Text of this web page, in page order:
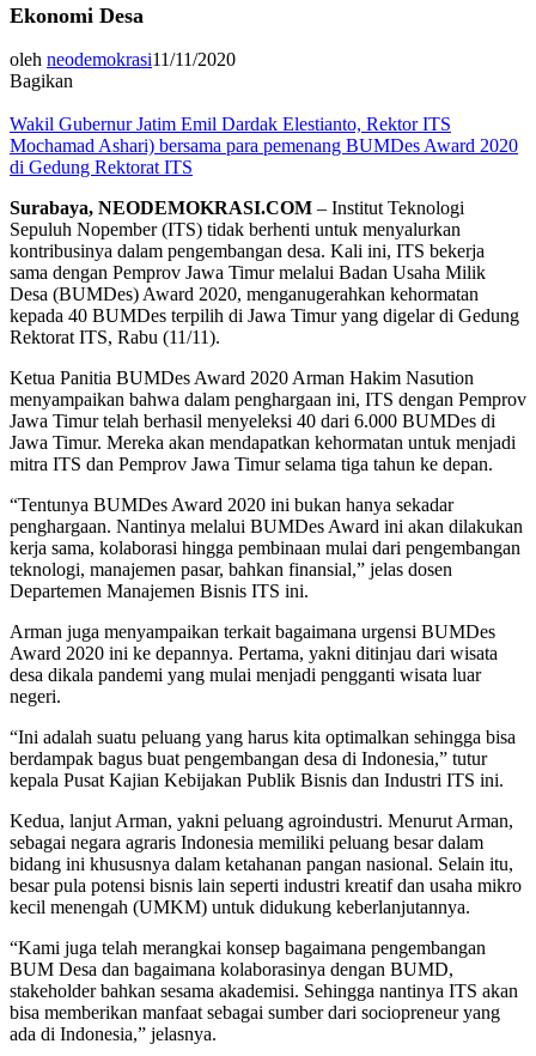
Ekonomi Desa
oleh neodemokrasi11/11/2020
Bagikan
Wakil Gubernur Jatim Emil Dardak Elestianto, Rektor ITS
Mochamad Ashari) bersama para pemenang BUMDes Award 2020
di Gedung Rektorat ITS
Surabaya, NEODEMOKRASI.COM – Institut Teknologi
Sepuluh Nopember (ITS) tidak berhenti untuk menyalurkan
kontribusinya dalam pengembangan desa. Kali ini, ITS bekerja
sama dengan Pemprov Jawa Timur melalui Badan Usaha Milik
Desa (BUMDes) Award 2020, menganugerahkan kehormatan
kepada 40 BUMDes terpilih di Jawa Timur yang digelar di Gedung
Rektorat ITS, Rabu (11/11).
Ketua Panitia BUMDes Award 2020 Arman Hakim Nasution
menyampaikan bahwa dalam penghargaan ini, ITS dengan Pemprov
Jawa Timur telah berhasil menyeleksi 40 dari 6.000 BUMDes di
Jawa Timur. Mereka akan mendapatkan kehormatan untuk menjadi
mitra ITS dan Pemprov Jawa Timur selama tiga tahun ke depan.
“Tentunya BUMDes Award 2020 ini bukan hanya sekadar
penghargaan. Nantinya melalui BUMDes Award ini akan dilakukan
kerja sama, kolaborasi hingga pembinaan mulai dari pengembangan
teknologi, manajemen pasar, bahkan finansial,” jelas dosen
Departemen Manajemen Bisnis ITS ini.
Arman juga menyampaikan terkait bagaimana urgensi BUMDes
Award 2020 ini ke depannya. Pertama, yakni ditinjau dari wisata
desa dikala pandemi yang mulai menjadi pengganti wisata luar
negeri.
“Ini adalah suatu peluang yang harus kita optimalkan sehingga bisa
berdampak bagus buat pengembangan desa di Indonesia,” tutur
kepala Pusat Kajian Kebijakan Publik Bisnis dan Industri ITS ini.
Kedua, lanjut Arman, yakni peluang agroindustri. Menurut Arman,
sebagai negara agraris Indonesia memiliki peluang besar dalam
bidang ini khususnya dalam ketahanan pangan nasional. Selain itu,
besar pula potensi bisnis lain seperti industri kreatif dan usaha mikro
kecil menengah (UMKM) untuk didukung keberlanjutannya.
“Kami juga telah merangkai konsep bagaimana pengembangan
BUM Desa dan bagaimana kolaborasinya dengan BUMD,
stakeholder bahkan sesama akademisi. Sehingga nantinya ITS akan
bisa memberikan manfaat sebagai sumber dari sociopreneur yang
ada di Indonesia,” jelasnya.